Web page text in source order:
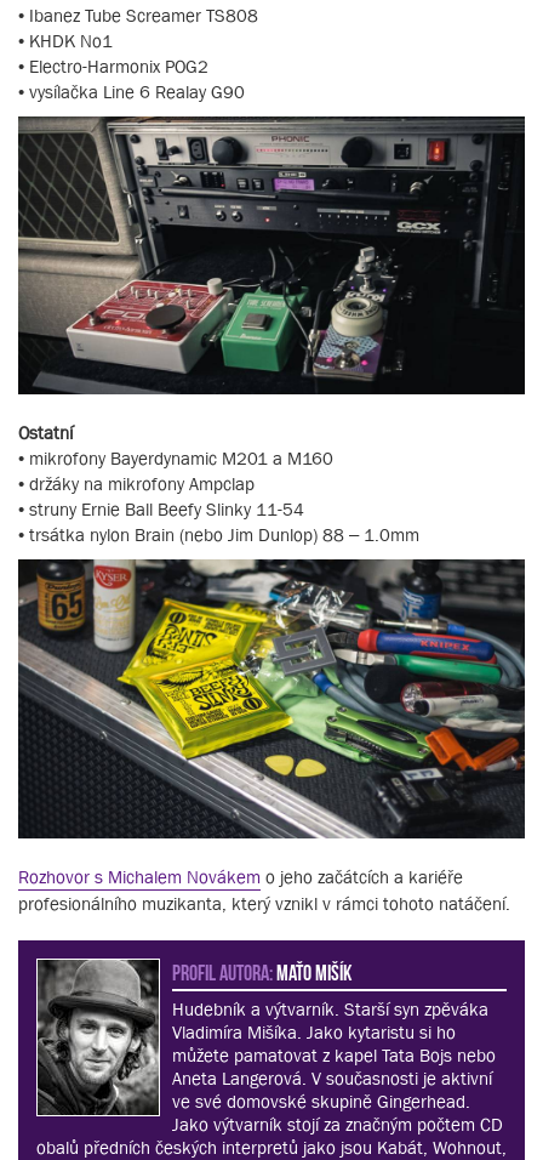
• Ibanez Tube Screamer TS808
• KHDK No1
• Electro-Harmonix POG2
• vysílačka Line 6 Realay G90
Ostatní
• mikrofony Bayerdynamic M201 a M160
• držáky na mikrofony Ampclap
• struny Ernie Ball Beefy Slinky 11-54
• trsátka nylon Brain (nebo Jim Dunlop) 88 – 1.0mm
Rozhovor s Michalem Novákem o jeho začátcích a kariéře
profesionálního muzikanta, který vznikl v rámci tohoto natáčení.
PROFIL AUTORA:Maťo Mišík
Hudebník a výtvarník. Starší syn zpěváka
Vladimíra Mišíka. Jako kytaristu si ho
můžete pamatovat z kapel Tata Bojs nebo
Aneta Langerová. V současnosti je aktivní
ve své domovské skupině Gingerhead.
Jako výtvarník stojí za značným počtem CD
obalů předních českých interpretů jako jsou Kabát, Wohnout,